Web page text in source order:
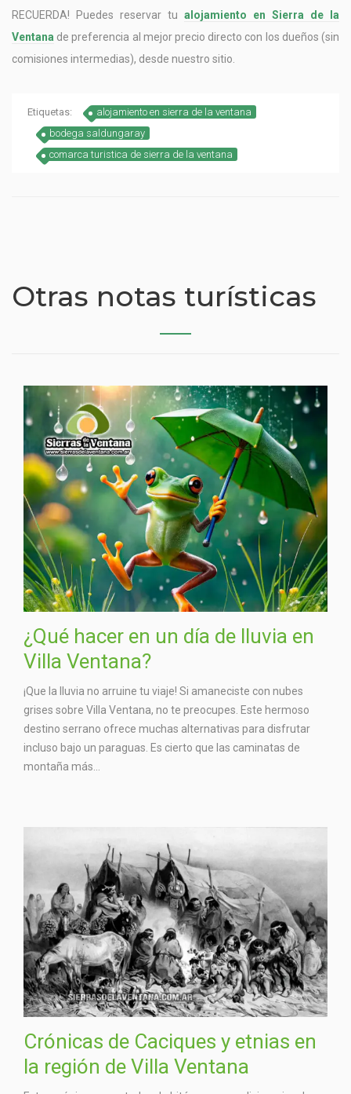
RECUERDA! Puedes reservar tu alojamiento en Sierra de la
Ventana de preferencia al mejor precio directo con los dueños (sin
comisiones intermedias), desde nuestro sitio.
Etiquetas:
alojamiento en sierra de la ventana
bodega saldungaray
comarca turistica de sierra de la ventana
Otras notas turísticas
¿Qué hacer en un día de lluvia en
Villa Ventana?
¡Que la lluvia no arruine tu viaje! Si amaneciste con nubes
grises sobre Villa Ventana, no te preocupes. Este hermoso
destino serrano ofrece muchas alternativas para disfrutar
incluso bajo un paraguas. Es cierto que las caminatas de
montaña más...
Crónicas de Caciques y etnias en
la región de Villa Ventana